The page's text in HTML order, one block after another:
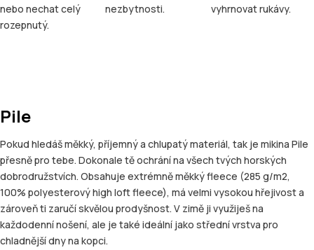
nebo nechat celý
rozepnutý.
nezbytnosti.
vyhrnovat rukávy.
Pile
Pokud hledáš měkký, příjemný a chlupatý materiál, tak je mikina Pile
přesně pro tebe. Dokonale tě ochrání na všech tvých horských
dobrodružstvích. Obsahuje extrémně měkký fleece (285 g/m2,
100% polyesterový high loft fleece), má velmi vysokou hřejivost a
zároveň ti zaručí skvělou prodyšnost. V zimě ji využiješ na
každodenní nošení, ale je také ideální jako střední vrstva pro
chladnější dny na kopci.